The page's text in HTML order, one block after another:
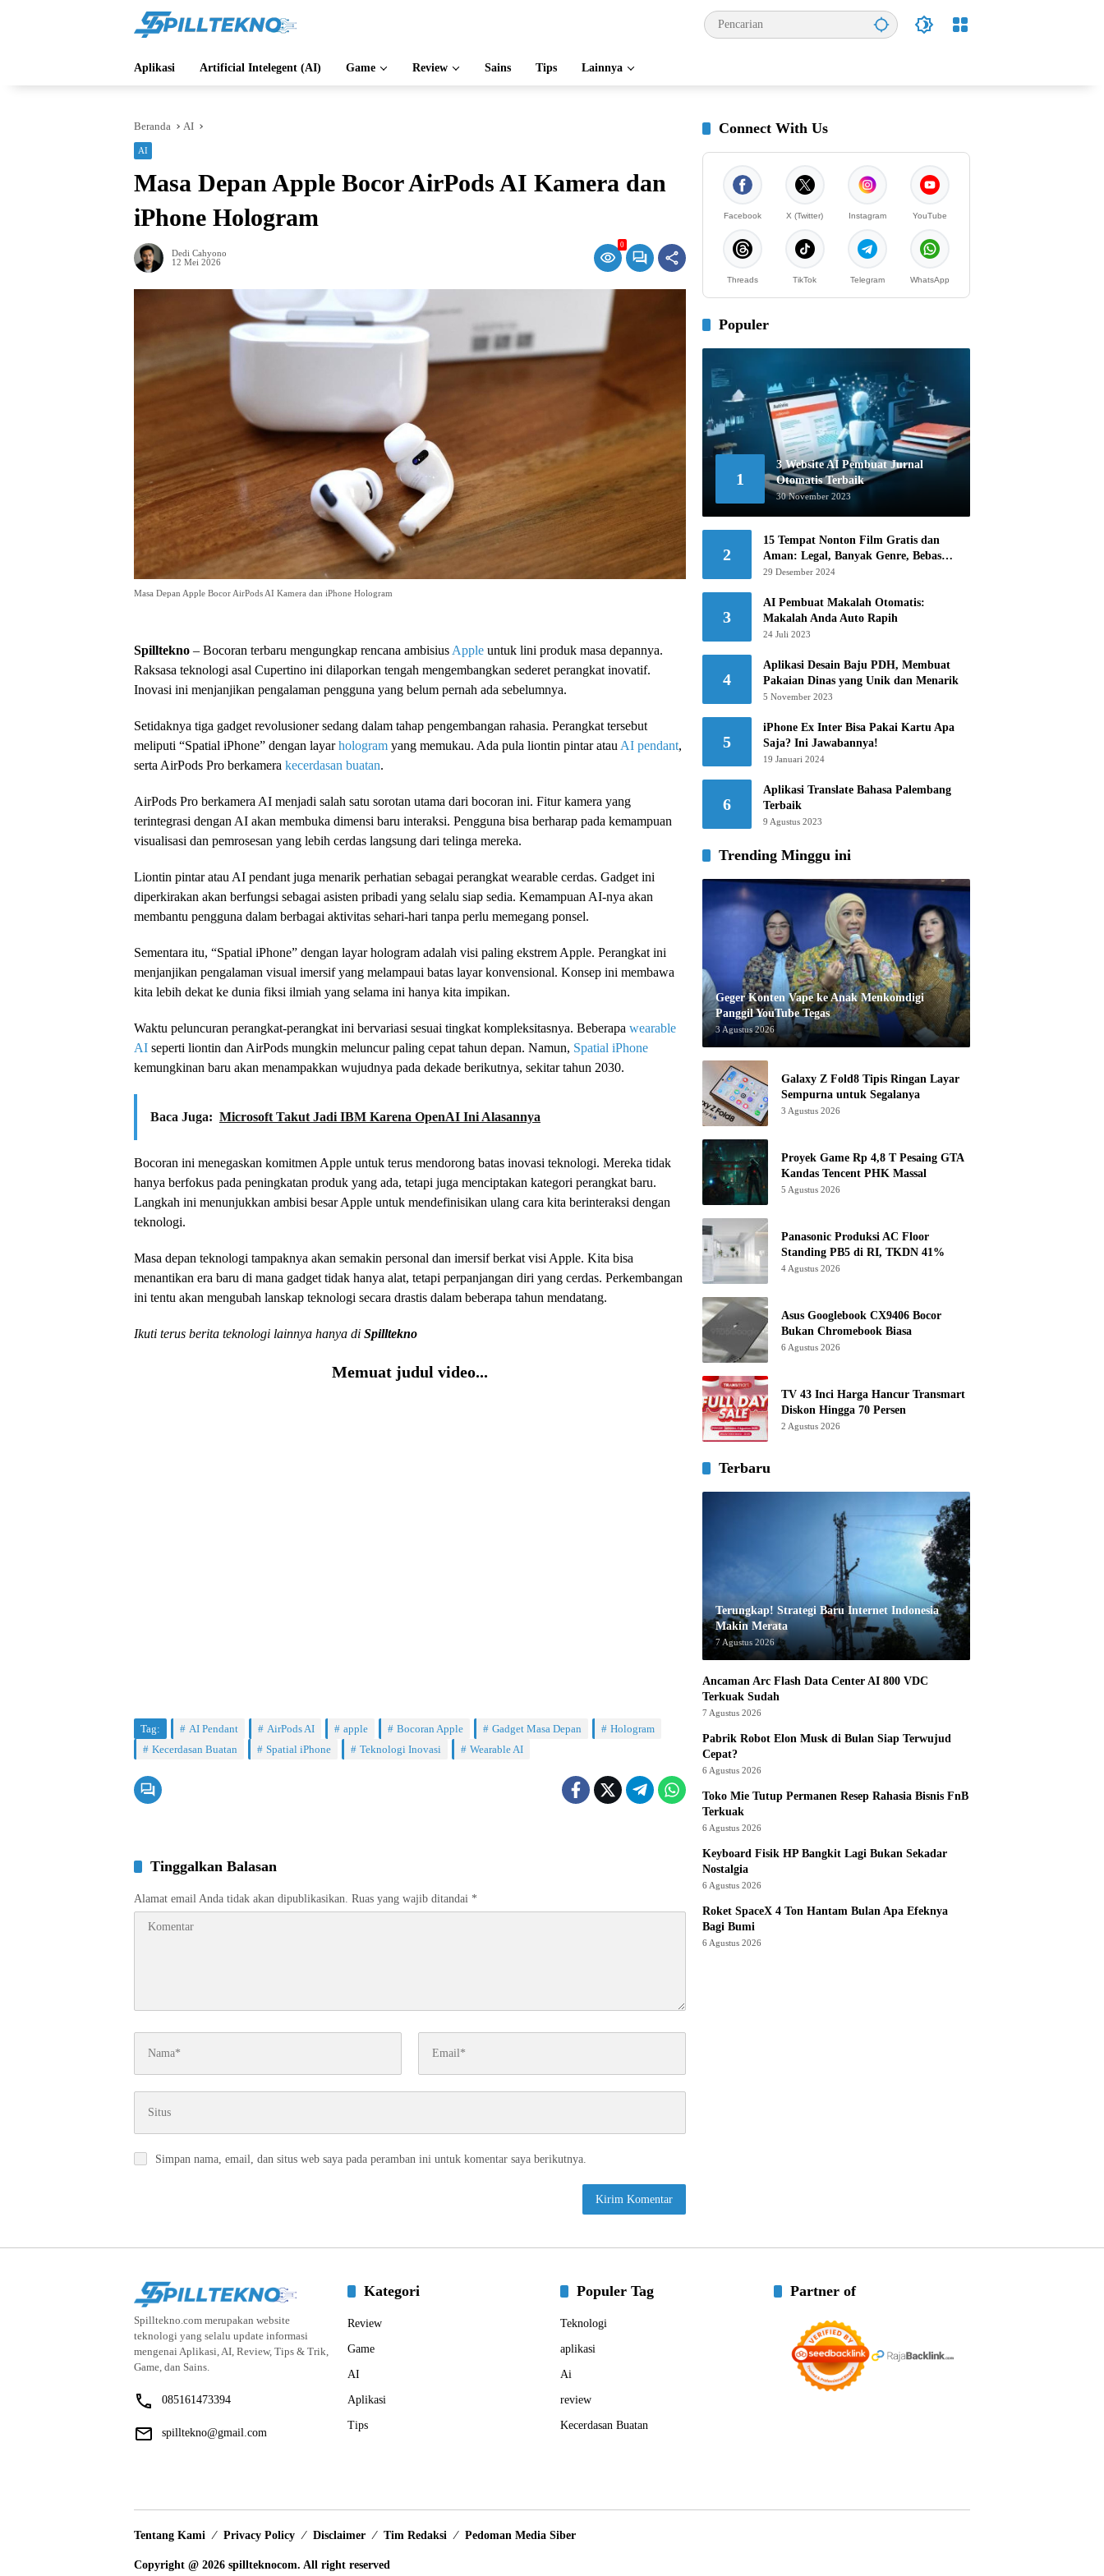
Aplikasi Artificial Intelegent (AI) Game Review Sains Tips Lainnya
Beranda AI
AI
Masa Depan Apple Bocor AirPods AI Kamera dan
iPhone Hologram
Dedi Cahyono
12 Mei 2026
0
Masa Depan Apple Bocor AirPods AI Kamera dan iPhone Hologram
Spilltekno – Bocoran terbaru mengungkap rencana ambisius Apple untuk lini produk masa depannya.
Raksasa teknologi asal Cupertino ini dilaporkan tengah mengembangkan sederet perangkat inovatif.
Inovasi ini menjanjikan pengalaman pengguna yang belum pernah ada sebelumnya.
Setidaknya tiga gadget revolusioner sedang dalam tahap pengembangan rahasia. Perangkat tersebut
meliputi “Spatial iPhone” dengan layarhologram yang memukau. Ada pula liontin pintar atau AI pendant,
serta AirPods Pro berkamera kecerdasan buatan.
AirPods Pro berkamera AI menjadi salah satu sorotan utama dari bocoran ini. Fitur kamera yang
terintegrasi dengan AI akan membuka dimensi baru interaksi. Pengguna bisa berharap pada kemampuan
visualisasi dan pemrosesan yang lebih cerdas langsung dari telinga mereka.
Liontin pintar atau AI pendant juga menarik perhatian sebagai perangkat wearable cerdas. Gadget ini
diperkirakan akan berfungsi sebagai asisten pribadi yang selalu siap sedia. Kemampuan AI-nya akan
membantu pengguna dalam berbagai aktivitas sehari-hari tanpa perlu memegang ponsel.
Sementara itu, “Spatial iPhone” dengan layar hologram adalah visi paling ekstrem Apple. Perangkat ini
menjanjikan pengalaman visual imersif yang melampaui batas layar konvensional. Konsep ini membawa
kita lebih dekat ke dunia fiksi ilmiah yang selama ini hanya kita impikan.
Waktu peluncuran perangkat-perangkat ini bervariasi sesuai tingkat kompleksitasnya. Beberapa wearable
AI seperti liontin dan AirPods mungkin meluncur paling cepat tahun depan. Namun, Spatial iPhone
kemungkinan baru akan menampakkan wujudnya pada dekade berikutnya, sekitar tahun 2030.
Baca Juga: Microsoft Takut Jadi IBM Karena OpenAI Ini Alasannya
Bocoran ini menegaskan komitmen Apple untuk terus mendorong batas inovasi teknologi. Mereka tidak
hanya berfokus pada peningkatan produk yang ada, tetapi juga menciptakan kategori perangkat baru.
Langkah ini menunjukkan ambisi besar Apple untuk mendefinisikan ulang cara kita berinteraksi dengan
teknologi.
Masa depan teknologi tampaknya akan semakin personal dan imersif berkat visi Apple. Kita bisa
menantikan era baru di mana gadget tidak hanya alat, tetapi perpanjangan diri yang cerdas. Perkembangan
ini tentu akan mengubah lanskap teknologi secara drastis dalam beberapa tahun mendatang.
Ikuti terus berita teknologi lainnya hanya di Spilltekno
Memuat judul video...
Tag: AI Pendant AirPods AI apple Bocoran Apple Gadget Masa Depan
Hologram
Kecerdasan Buatan
Spatial iPhone Teknologi Inovasi Wearable AI
Tinggalkan Balasan
Alamat email Anda tidak akan dipublikasikan. Ruas yang wajib ditandai *
Simpan nama, email, dan situs web saya pada peramban ini untuk komentar saya berikutnya.
Connect With Us
Facebook X (Twitter) Instagram YouTube
Threads TikTok Telegram WhatsApp
Populer
1
3 Website AI Pembuat Jurnal
Otomatis Terbaik
30 November 2023
2
15 Tempat Nonton Film Gratis dan
Aman: Legal, Banyak Genre, Bebas
Khawatir!
29 Desember 2024
3
AI Pembuat Makalah Otomatis:
Makalah Anda Auto Rapih
24 Juli 2023
4
Aplikasi Desain Baju PDH, Membuat
Pakaian Dinas yang Unik dan Menarik
5 November 2023
5
iPhone Ex Inter Bisa Pakai Kartu Apa
Saja? Ini Jawabannya!
19 Januari 2024
6
Aplikasi Translate Bahasa Palembang
Terbaik
9 Agustus 2023
Trending Minggu ini
Geger Konten Vape ke Anak Menkomdigi
Panggil YouTube Tegas
3 Agustus 2026
Galaxy Z Fold8 Tipis Ringan Layar
Sempurna untuk Segalanya
3 Agustus 2026
Proyek Game Rp 4,8 T Pesaing GTA
Kandas Tencent PHK Massal
5 Agustus 2026
Panasonic Produksi AC Floor
Standing PB5 di RI, TKDN 41%
4 Agustus 2026
Asus Googlebook CX9406 Bocor
Bukan Chromebook Biasa
6 Agustus 2026
TV 43 Inci Harga Hancur Transmart
Diskon Hingga 70 Persen
2 Agustus 2026
Terbaru
Terungkap! Strategi Baru Internet Indonesia
Makin Merata
7 Agustus 2026
Ancaman Arc Flash Data Center AI 800 VDC
Terkuak Sudah
7 Agustus 2026
Pabrik Robot Elon Musk di Bulan Siap Terwujud
Cepat?
6 Agustus 2026
Toko Mie Tutup Permanen Resep Rahasia Bisnis FnB
Terkuak
6 Agustus 2026
Keyboard Fisik HP Bangkit Lagi Bukan Sekadar
Nostalgia
6 Agustus 2026
Roket SpaceX 4 Ton Hantam Bulan Apa Efeknya
Bagi Bumi
6 Agustus 2026
Spilltekno.com merupakan website
teknologi yang selalu update informasi
mengenai Aplikasi, AI, Review, Tips & Trik,
Game, dan Sains.
085161473394
spilltekno@gmail.com
Kategori
Review
Game
AI
Aplikasi
Tips
Populer Tag
Teknologi
aplikasi
Ai
review
Kecerdasan Buatan
Partner of
Tentang Kami Privacy Policy Disclaimer Tim Redaksi Pedoman Media Siber
Copyright @ 2026 spillteknocom. All right reserved